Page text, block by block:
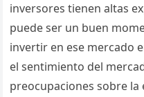
inversores tienen altas
puede ser un buen
invertir en ese mercado
el sentimiento del
preocupaciones sobre